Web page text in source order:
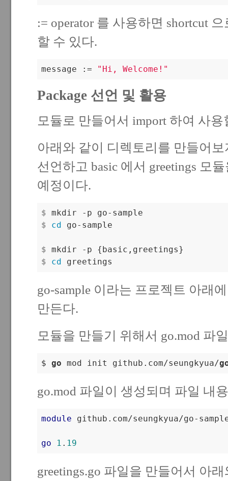
:= operator 를 사용하면 shortcut
할 수 있다.
message := "Hi, Welcome!"
Package 선언 및 활용
모듈로 만들어서 import 하여 사용
아래와 같이 디렉토리를 만들어보
선언하고 basic 에서 greetings 모
예정이다.
$ mkdir -p go-sample
$
cd go-sample
$ mkdir -p {basic,greetings}
$
cd greetings
go-sample 이라는 프로젝트 아래
만든다.
모듈을 만들기 위해서 go.mod 파
$ go mod init github.com/seungkyua/
go.mod 파일이 생성되며 파일 내
module github.com/seungkyua/go-
go 1 . 19
greetings.go 파일을 만들어서 아